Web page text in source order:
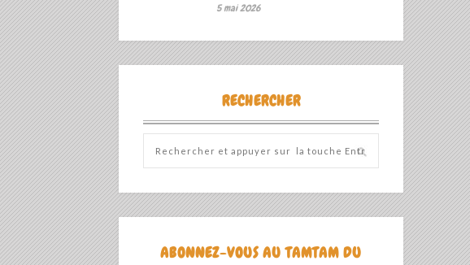
5 mai 2026
RECHERCHER
ABONNEZ-VOUS AU TAMTAM DU